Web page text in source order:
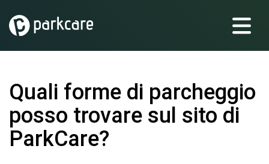
Quali forme di parcheggio
posso trovare sul sito di
ParkCare?